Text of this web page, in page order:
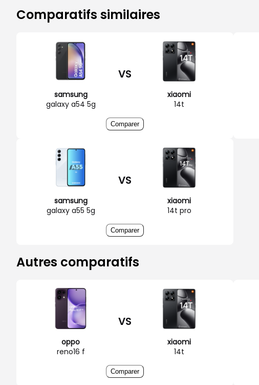
Comparatifs similaires
samsung
galaxy a54 5g
VS
xiaomi
14t
Comparer
samsung
galaxy a55 5g
VS
xiaomi
14t pro
Comparer
Autres comparatifs
oppo
reno16 f
VS
xiaomi
14t
Comparer